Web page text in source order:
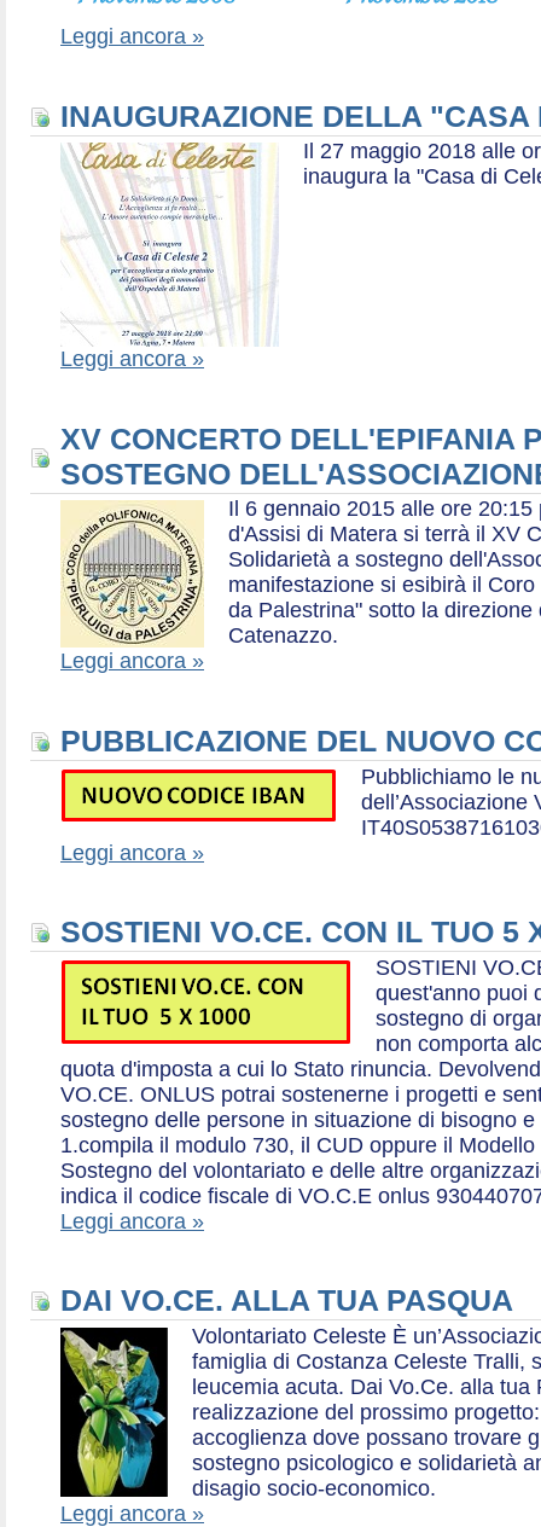
Leggi ancora »
INAUGURAZIONE DELLA
Il 27 maggio 2018 alle
inaugura la "Casa di
Leggi ancora »
XV CONCERTO DELL'EPIFANIA
SOSTEGNO
Il 6 gennaio 2015 alle ore
d'Assisi di Matera si terrà il XV
Solidarietà a sostegno
manifestazione si esibirà il
da Palestrina" sotto la
Catenazzo.
Leggi ancora »
PUBBLICAZIONE DEL NUOVO
Pubblichiamo le
dell’Associazione
Leggi ancora »
SOSTIENI VO.CE. CON IL TUO 5
SOSTIENI
quest'anno puoi
sostegno di
non comporta
quota d'imposta a cui lo Stato rinuncia.
VO.CE. ONLUS potrai sostenerne i progetti e
sostegno delle persone in situazione di bisogno
1.compila il modulo 730, il CUD oppure il
Sostegno del volontariato e delle altre
indica il codice fiscale di VO.C.E onlus
Leggi ancora »
DAI VO.CE. ALLA TUA PASQUA
Volontariato Celeste È
famiglia di Costanza Celeste Tralli,
leucemia acuta. Dai Vo.Ce. alla tua
realizzazione del prossimo
accoglienza dove possano trovare
sostegno psicologico e solidarietà
disagio socio-economico.
Leggi ancora »